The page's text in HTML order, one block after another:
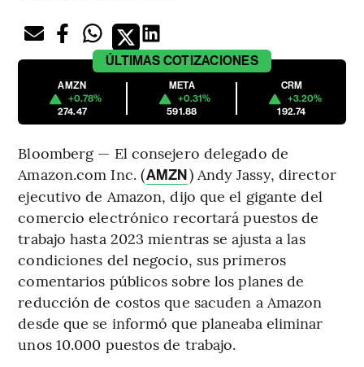
ÚLTIMAS COTIZACIONES
AMZN
+0.78%
274.47
META
+0.31%
591.88
CRM
+3.20%
192.74
Bloomberg — El consejero delegado de
Amazon.com Inc. (AMZN) Andy Jassy, director
ejecutivo de Amazon, dijo que el gigante del
comercio electrónico recortará puestos de
trabajo hasta 2023 mientras se ajusta a las
condiciones del negocio, sus primeros
comentarios públicos sobre los planes de
reducción de costos que sacuden a Amazon
desde que se informó que planeaba eliminar
unos 10.000 puestos de trabajo.